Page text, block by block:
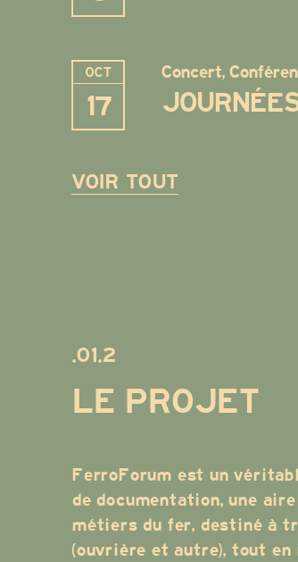
17
OCT Concert,
VOIR TOUT
.01.2
LE PROJET
FerroForum est un
de documentation, une
métiers du fer, destiné à
(ouvrière et autre), tout